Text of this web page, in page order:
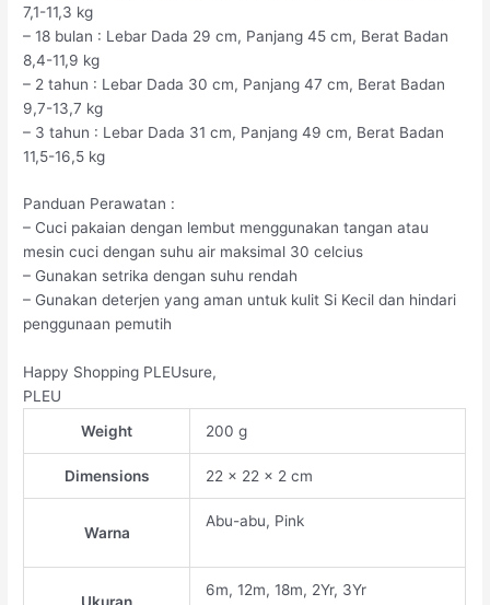
7,1-11,3 kg
– 18 bulan : Lebar Dada 29 cm, Panjang 45 cm, Berat Badan
8,4-11,9 kg
– 2 tahun : Lebar Dada 30 cm, Panjang 47 cm, Berat Badan
9,7-13,7 kg
– 3 tahun : Lebar Dada 31 cm, Panjang 49 cm, Berat Badan
11,5-16,5 kg
Panduan Perawatan :
– Cuci pakaian dengan lembut menggunakan tangan atau
mesin cuci dengan suhu air maksimal 30 celcius
– Gunakan setrika dengan suhu rendah
– Gunakan deterjen yang aman untuk kulit Si Kecil dan hindari
penggunaan pemutih
Happy Shopping PLEUsure,
PLEU
Weight
200 g
Dimensions 22 × 22 × 2 cm
Warna
Abu-abu, Pink
6m, 12m, 18m, 2Yr, 3Yr